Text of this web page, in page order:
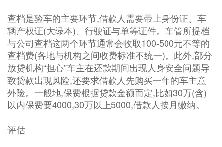
查档是验车的主要环节,借款人需要带上身份证、车
辆产权证(大绿本)、行驶证与单等证件。车管所提档
与公司查档这两个环节通常会收取100-500元不等的
查档费(各地与机构之间收费标准不统一)。此外,部分
放贷机构“担心”车主在还款期间出现人身安全问题导
致贷款出现风险,还要求借款人先购买一年的车主意
外险。一般地,保费根据贷款金额而定,比如30万(含)
以内保费要4000,30万以上5000,借款人按月缴纳。
评估